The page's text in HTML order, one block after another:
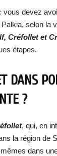
devez
selon la
Créfollet et
étapes.
DANS
?
, qui, en
la région de
dans